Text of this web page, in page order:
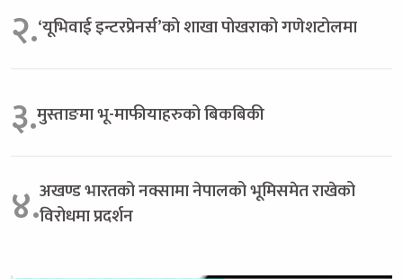
२.‘यूभिवाई इन्टरप्रेनर्स’को शाखा पोखराको गणेशटोलमा
३.मुस्ताङमा भू-माफीयाहरुको बिकबिकी
४.अखण्ड भारतको नक्सामा नेपालको भूमिसमेत राखेको
विरोधमा प्रदर्शन